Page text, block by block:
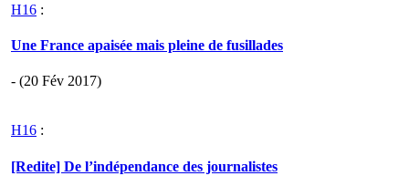
H16 :
Une France apaisée mais pleine de fusillades
- (20 Fév 2017)
H16 :
[Redite] De l’indépendance des journalistes